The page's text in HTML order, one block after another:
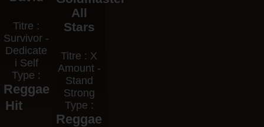
Titre :
Survivor -
Dedicate
i Self
Type :
Reggae
Hit
All
Stars
Titre : X
Amount -
Stand
Strong
Type :
Reggae